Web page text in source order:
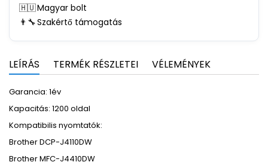
🇭🇺Magyar bolt
👨‍🔧Szakértő támogatás
LEÍRÁS TERMÉK RÉSZLETEI VÉLEMÉNYEK
Garancia: 1év
Kapacitás: 1200 oldal
Kompatibilis nyomtatók:
Brother DCP-J4110DW
Brother MFC-J4410DW